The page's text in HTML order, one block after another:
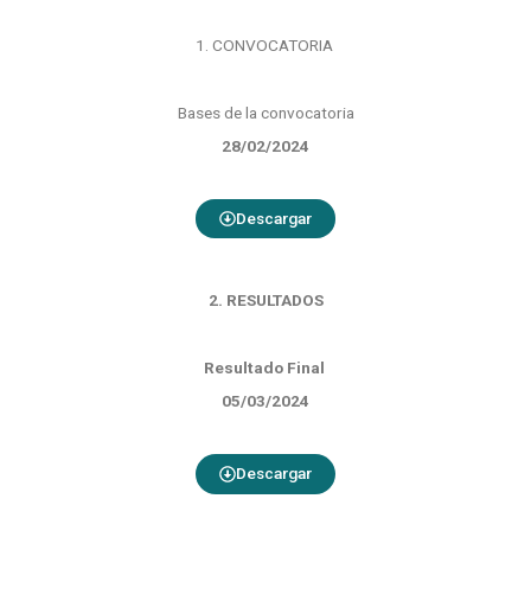
1. CONVOCATORIA
Bases de la convocatoria
28/02/2024
Descargar
2. RESULTADOS
Resultado Final
05/03/2024
Descargar